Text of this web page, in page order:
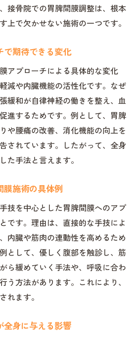
接骨院での胃脾間膜調整は、根本
上で欠かせない施術の一つです。
で期待できる変化
アプローチによる具体的な変化
減や内臓機能の活性化です。なぜ
緩和が自律神経の働きを整え、血
進するためです。例として、胃脾
や腰痛の改善、消化機能の向上を
されています。したがって、全身
た手法と言えます。
膜施術の具体例
技を中心とした胃脾間膜へのアプ
です。理由は、直接的な手技によ
内臓や筋肉の連動性を高めるため
として、優しく腹部を触診し、筋
ら緩めていく手法や、呼吸に合わ
う方法があります。これにより、
れます。
全身に与える影響